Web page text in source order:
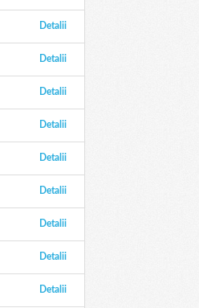
Detalii
Detalii
Detalii
Detalii
Detalii
Detalii
Detalii
Detalii
Detalii